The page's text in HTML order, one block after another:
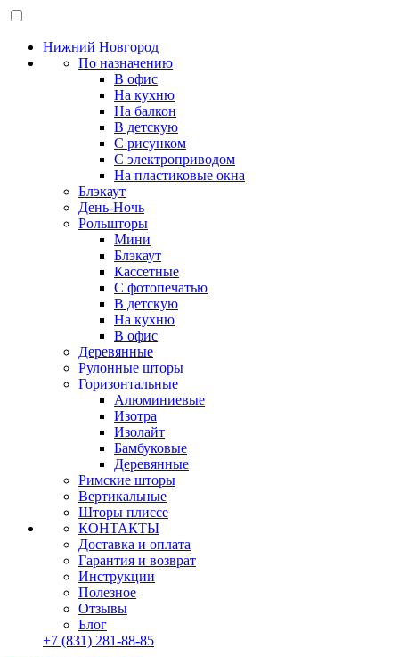
Нижний Новгород
По назначению
В офис
На кухню
На балкон
В детскую
С рисунком
С электроприводом
На пластиковые окна
Блэкаут
День-Ночь
Рольшторы
Мини
Блэкаут
Кассетные
С фотопечатью
В детскую
На кухню
В офис
Деревянные
Рулонные шторы
Горизонтальные
Алюминиевые
Изотра
Изолайт
Бамбуковые
Деревянные
Римские шторы
Вертикальные
Шторы плиссе
КОНТАКТЫ
Доставка и оплата
Гарантия и возврат
Инструкции
Полезное
Отзывы
Блог
+7 (831) 281-88-85